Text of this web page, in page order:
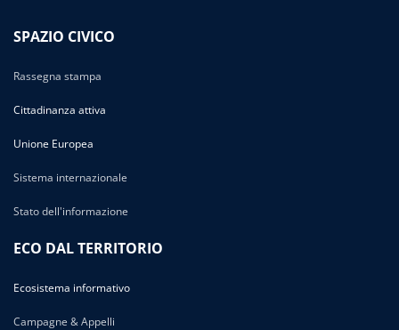
SPAZIO CIVICO
Rassegna stampa
Cittadinanza attiva
Unione Europea
Sistema internazionale
Stato dell'informazione
ECO DAL TERRITORIO
Ecosistema informativo
Campagne & Appelli